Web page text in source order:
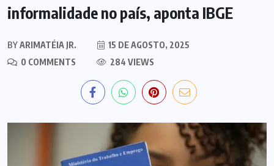
informalidade no país, aponta IBGE
BYARIMATÉIA JR.
15 DE AGOSTO, 2025
0 COMMENTS
284 VIEWS